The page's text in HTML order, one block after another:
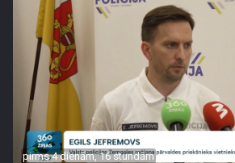
pirms 4 dienām, 16 stundām